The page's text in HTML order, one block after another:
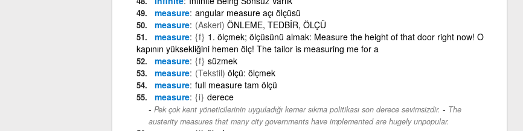
measure angular measure açı ölçüsü
measure (Askeri) ÖNLEME, TEDBİR, ÖLÇÜ
measure {f} 1. ölçmek; ölçüsünü almak: Measure the height of that door right now! O
kapının yüksekliğini hemen ölç! The tailor is measuring me for a
measure {f} süzmek
measure (Tekstil) ölçü: ölçmek
measure full measure tam ölçü
measure {i} derece
Pek çok kent yöneticilerinin uyguladığı kemer sıkma politikası son derece sevimsizdir. - The
austerity measures that many city governments have implemented are hugely unpopular.